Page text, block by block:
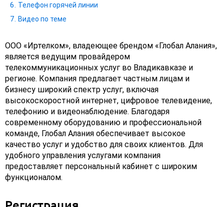
Телефон горячей линии
Видео по теме
ООО «Иртелком», владеющее брендом «Глобал Алания»,
является ведущим провайдером
телекоммуникационных услуг во Владикавказе и
регионе. Компания предлагает частным лицам и
бизнесу широкий спектр услуг, включая
высокоскоростной интернет, цифровое телевидение,
телефонию и видеонаблюдение. Благодаря
современному оборудованию и профессиональной
команде, Глобал Алания обеспечивает высокое
качество услуг и удобство для своих клиентов. Для
удобного управления услугами компания
предоставляет персональный кабинет с широким
функционалом.